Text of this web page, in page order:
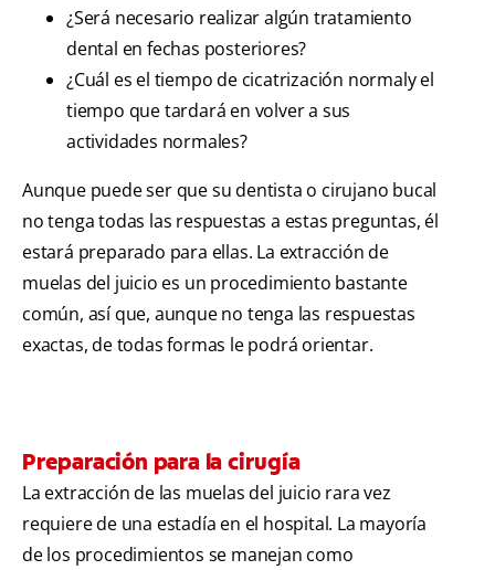
¿Será necesario realizar algún tratamiento
dental en fechas posteriores?
¿Cuál es el tiempo de cicatrización normaly el
tiempo que tardará en volver a sus
actividades normales?
Aunque puede ser que su dentista o cirujano bucal
no tenga todas las respuestas a estas preguntas, él
estará preparado para ellas. La extracción de
muelas del juicio es un procedimiento bastante
común, así que, aunque no tenga las respuestas
exactas, de todas formas le podrá orientar.
Preparación para la cirugía
La extracción de las muelas del juicio rara vez
requiere de una estadía en el hospital. La mayoría
de los procedimientos se manejan como